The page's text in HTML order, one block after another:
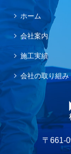
ホーム
会社案内
施工実績
会社の取り組み
〒661-